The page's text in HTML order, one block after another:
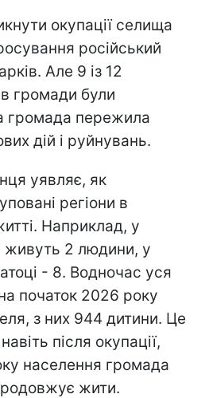
окупації селища
російський
Але 9 із 12
громади були
громада пережила
дій і руйнувань.
уявляє, як
регіони в
Наприклад, у
живуть 2 людини, у
- 8. Водночас уся
початок 2026 року
з них 944 дитини. Це
після окупації,
населення громада
жити.